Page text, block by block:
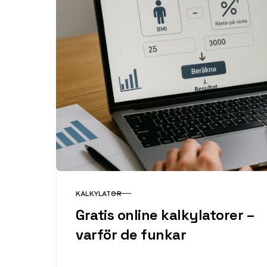
KATEGORI
KALKYLATOR
Gratis online kalkylatorer –
varför de funkar